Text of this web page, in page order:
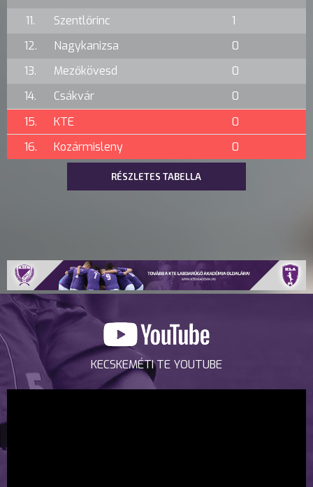
11.
Szentlőrinc
1
12.
Nagykanizsa
0
13.
Mezőkövesd
0
14.
Csákvár
0
15.
KTE
0
16.
Kozármisleny 0
RÉSZLETES TABELLA
KECSKEMÉTI TE YOUTUBE